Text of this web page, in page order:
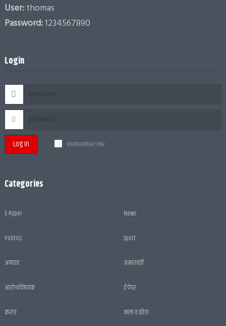
User:thomas
Password:1234567890
Login
Log In Remember Me
Categories
E-Paper News
Politics Sport
अपघात अमरावती
आरोग्यविषयक ई पेपर
कराड कला व क्रीडा